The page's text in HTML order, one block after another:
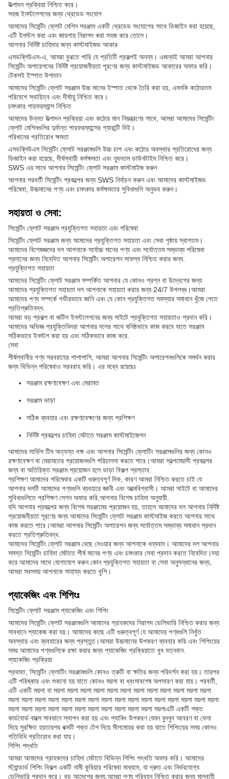
উত্পাদন প্রক্রিয়া নিশ্চিত করে।
সহজ ইনস্টলেশনের জন্য থ্রেডেড সংযোগ
আমাদের সিমেন্টিং ফ্লোট মেশিন সরঞ্জাম একটি থ্রেডেড সংযোগের সাথে ডিজাইন করা হয়েছে,
এটি ইনস্টল করা এবং জায়গায় নিরাপদ করা সহজ করে তোলে।
আপনার নির্দিষ্ট চাহিদার জন্য কাস্টমাইজড আকার
এসডব্লিউএস-এ, আমরা বুঝতে পারি যে প্রতিটি প্রকল্পই অনন্য। এজন্যই আমরা আপনার
সিমেন্টিং অপারেশনের নির্দিষ্ট প্রয়োজনীয়তা পূরণের জন্য কাস্টমাইজড আকারের অফার করি।
টেকসই ইস্পাত উপাদান
আমাদের সিমেন্টিং ফ্লোট সরঞ্জাম উচ্চ মানের ইস্পাত থেকে তৈরি করা হয়, এমনকি কঠোরতম
পরিবেশে স্থায়িত্ব এবং দীর্ঘায়ু নিশ্চিত করে।
চমৎকার পারফরম্যান্স নিশ্চিত
আমাদের উন্নত উত্পাদন প্রক্রিয়া এবং কঠোর মান নিয়ন্ত্রণের সাথে, আমরা আমাদের সিমেন্টিং
ফ্লোট মেশিনগুলির দুর্দান্ত পারফরম্যান্সের গ্যারান্টি দিই।
পরিধানের প্রতিরোধ ক্ষমতা
এসডব্লিউএস সিমেন্টিং ফ্লোট সরঞ্জামগুলি উচ্চ চাপ এবং কঠোর অবস্থার প্রতিরোধের জন্য
ডিজাইন করা হয়েছে, দীর্ঘস্থায়ী কর্মক্ষমতা এবং ন্যূনতম ডাউনটাইম নিশ্চিত করে।
SWS এর সাথে আপনার সিমেন্টিং ফ্লোট সরঞ্জাম কাস্টমাইজ করুন
আপনার পরবর্তী সিমেন্টিং প্রকল্পের জন্য SWS নির্বাচন করুন এবং আমাদের কাস্টমাইজড
পরিষেবা, উচ্চমানের পণ্য এবং চমৎকার কর্মক্ষমতার সুবিধাগুলি অনুভব করুন।
সহায়তা ও সেবা:
সিমেন্টিং ফ্লোট সরঞ্জাম প্রযুক্তিগত সহায়তা এবং পরিষেবা
সিমেন্টিং ফ্লোট সরঞ্জাম জন্য আমাদের প্রযুক্তিগত সহায়তা এবং সেবা পৃষ্ঠায় স্বাগতম।
আমাদের বিশেষজ্ঞদের দল আপনাকে সর্বোচ্চ মানের পণ্য এবং সর্বোত্তম সম্ভাব্য পরিষেবা
প্রদানের জন্য নিবেদিত আপনার সিমেন্টিং অপারেশন সাফল্য নিশ্চিত করার জন্য.
প্রযুক্তিগত সহায়তা
আমাদের সিমেন্টিং ফ্লোট সরঞ্জাম সম্পর্কিত আপনার যে কোনও প্রশ্ন বা উদ্বেগের জন্য
আমাদের প্রযুক্তিগত সহায়তা দল আপনাকে সহায়তা করার জন্য 24/7 উপলব্ধ।আমরা
আমাদের পণ্য সম্পর্কে গভীরভাবে জানি এবং যে কোন প্রযুক্তিগত সমস্যার সমাধান খুঁজে পেতে
প্রতিশ্রুতিবদ্ধ.
আমরা বড় প্রকল্প বা জটিল ইনস্টলেশনের জন্য সাইটে প্রযুক্তিগত সহায়তাও প্রদান করি।
আমাদের অভিজ্ঞ প্রযুক্তিবিদরা আপনার দলের সাথে ঘনিষ্ঠভাবে কাজ করবে যাতে সরঞ্জাম
সঠিকভাবে ইনস্টল করা হয় এবং সঠিকভাবে কাজ করে.
সেবা
শীর্ষস্থানীয় পণ্য সরবরাহের পাশাপাশি, আমরা আপনার সিমেন্টিং অপারেশনগুলিকে সমর্থন করার
জন্য বিভিন্ন পরিষেবাও সরবরাহ করি। এর মধ্যে রয়েছেঃ
সরঞ্জাম রক্ষণাবেক্ষণ এবং মেরামত
সরঞ্জাম ভাড়া
সঠিক ব্যবহার এবং রক্ষণাবেক্ষণের জন্য প্রশিক্ষণ
নির্দিষ্ট প্রকল্পের চাহিদা মেটাতে সরঞ্জাম কাস্টমাইজেশন
আমাদের সার্ভিস টিম অত্যন্ত দক্ষ এবং আপনার সিমেন্টিং ফ্লোটিং সরঞ্জামগুলির জন্য কোনও
রক্ষণাবেক্ষণ বা মেরামতের প্রয়োজনগুলি পরিচালনা করতে পারে।আমরা স্বল্পমেয়াদী প্রকল্পের
জন্য বা অতিরিক্ত সরঞ্জাম প্রয়োজন হলে ভাড়া বিকল্প প্রস্তাব.
প্রশিক্ষণ আমাদের পরিষেবার একটি গুরুত্বপূর্ণ দিক, কারণ আমরা নিশ্চিত করতে চাই যে
আপনার দলটি আমাদের পণ্যগুলি ব্যবহারে জ্ঞানী এবং আত্মবিশ্বাসী। আমরা সাইটে বা আমাদের
সুবিধাগুলিতে প্রশিক্ষণ সেশন অফার করি,আপনার বিশেষ চাহিদা অনুযায়ী.
যদি আপনার প্রকল্পের জন্য বিশেষ সরঞ্জামের প্রয়োজন হয়, তাহলে আমাদের দল আপনার নির্দিষ্ট
প্রয়োজনীয়তা পূরণের জন্য আমাদের সিমেন্টিং ফ্লোট সরঞ্জাম কাস্টমাইজ করতে আপনার সাথে
কাজ করতে পারে।আমরা আপনার সিমেন্টিং অপারেশন জন্য সর্বোত্তম সম্ভাব্য সমাধান প্রদান
করতে প্রতিশ্রুতিবদ্ধ.
আমাদের সিমেন্টিং ফ্লোট সরঞ্জাম বেছে নেওয়ার জন্য আপনাকে ধন্যবাদ। আমাদের দল আপনার
সমস্ত সিমেন্টিং চাহিদা মেটাতে শীর্ষ মানের পণ্য এবং চমৎকার সেবা প্রদান করতে নিবেদিত।দয়া
করে আমাদের সাথে যোগাযোগ করুন কোন প্রযুক্তিগত সহায়তা বা সেবা অনুসন্ধানের জন্য,
আমরা সবসময় আপনাকে সাহায্য করতে খুশি।
প্যাকেজিং এবং শিপিংঃ
সিমেন্টিং ফ্লোট সরঞ্জাম প্যাকেজিং এবং শিপিং
আমাদের সিমেন্টিং ফ্লোট সরঞ্জামগুলি আমাদের গ্রাহকদের নিরাপদ ডেলিভারি নিশ্চিত করার জন্য
সাবধানে প্যাকেজ করা হয়। আমাদের কাছে এটি গুরুত্বপূর্ণ যে আমাদের পণ্যগুলি নিখুঁত
অবস্থায় এবং ব্যবহারের জন্য প্রস্তুত।আমরা উচ্চমানের উপকরণ ব্যবহার করি এবং শিপিংয়ের
সময় আমাদের পণ্যগুলিকে রক্ষা করার জন্য প্যাকেজিং প্রক্রিয়াতে খুব যত্নবান.
প্যাকেজিং প্রক্রিয়া
প্রথমত, সিমেন্টিং ফ্লোটিং সরঞ্জামগুলি কোনও ত্রুটি বা ক্ষতির জন্য পরিদর্শন করা হয়। তারপর
এটি পরিষ্কার এবং শুকনো হয় যাতে কোনও ময়লা বা ধ্বংসাবশেষ অপসারণ করা যায়। পরবর্তী,
এটি একটি ময়লা বা ময়লা ময়লা ময়লা ময়লা ময়লা ময়লা ময়লা ময়লা ময়লা ময়লা ময়লা ময়লা
ময়লা ময়লা ময়লা ময়লা ময়লা ময়লা ময়লা ময়লা ময়লা ময়লা ময়লা ময়লা ময়লা ময়লা ময়লা ময়লা
ময়লা ময়লা ময়লা ময়লা ময়লা ময়লা ময়লা ময়লা ময়লা ময়লা ময়লা ময়লাএটি একটি শক্ত
কার্ডবোর্ড বাক্সে সাবধানে স্থাপন করা হয় এবং প্যাকিং উপকরণ যেমন বুদবুদ আবরণ বা ফেনা
দিয়ে সুরক্ষিত হয়তারপর বক্সটি শক্ত টেপ দিয়ে সীলমোহর করা হয় যাতে শিপিংয়ের সময় কোনও
গতিবিধি প্রতিরোধ করা যায়।
শিপিং পদ্ধতি
আমরা আমাদের গ্রাহকদের চাহিদা মেটাতে বিভিন্ন শিপিং পদ্ধতি অফার করি। আমাদের
স্ট্যান্ডার্ড শিপিং বিকল্প একটি নামী কুরিয়ার পরিষেবা মাধ্যমে, যা দ্রুত এবং নির্ভরযোগ্য
ডেলিভারি প্রদান করে। বড় আদেশের জন্য,আমরা পণ্য পরিবহন নিশ্চিত করার জন্য মালবাহী